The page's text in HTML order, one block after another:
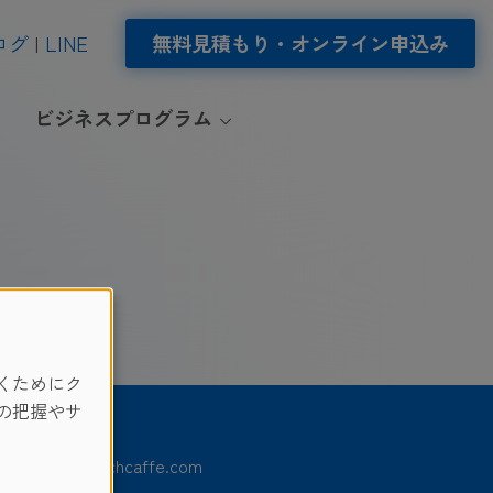
グ LINE 無料見積もり・オンライン申込み
ビジネスプログラム
© www.sprachcaffe.com
ためにク
把握やサ